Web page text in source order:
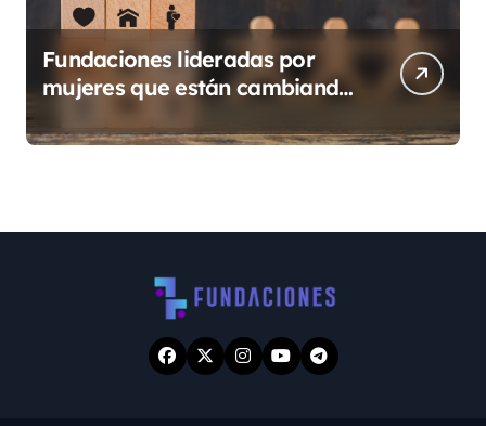
Fundaciones lideradas por
mujeres que están cambiando
Guatemala